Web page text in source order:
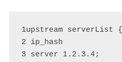
1upstream serverList {
2 ip_hash
3 server 1.2.3.4;